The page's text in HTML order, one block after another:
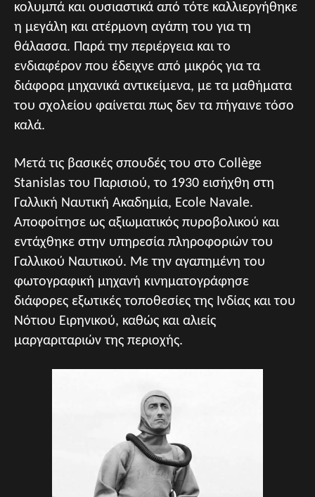
κολυμπά και ουσιαστικά από τότε καλλιεργήθηκε
η μεγάλη και ατέρμονη αγάπη του για τη
θάλασσα. Παρά την περιέργεια και το
ενδιαφέρον που έδειχνε από μικρός για τα
διάφορα μηχανικά αντικείμενα, με τα μαθήματα
του σχολείου φαίνεται πως δεν τα πήγαινε τόσο
καλά.
Μετά τις βασικές σπουδές του στο Collège
Stanislas του Παρισιού, το 1930 εισήχθη στη
Γαλλική Ναυτική Ακαδημία, Ecole Navale.
Αποφοίτησε ως αξιωματικός πυροβολικού και
εντάχθηκε στην υπηρεσία πληροφοριών του
Γαλλικού Ναυτικού. Με την αγαπημένη του
φωτογραφική μηχανή κινηματογράφησε
διάφορες εξωτικές τοποθεσίες της Ινδίας και του
Νότιου Ειρηνικού, καθώς και αλιείς
μαργαριταριών της περιοχής.